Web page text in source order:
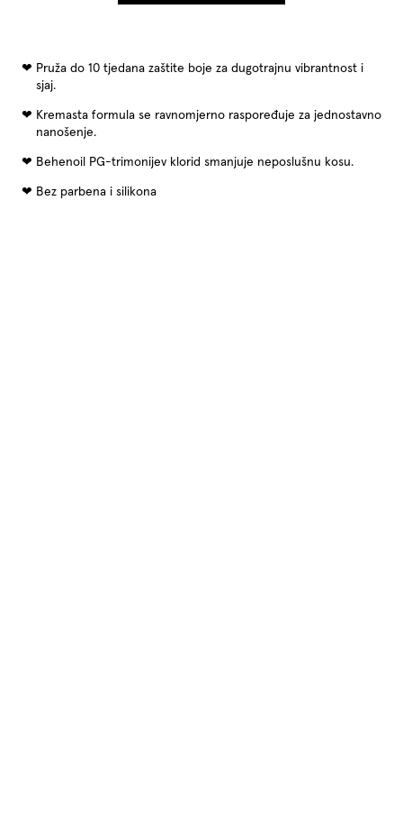
Pruža do 10 tjedana zaštite boje za dugotrajnu vibrantnost i
sjaj.
Kremasta formula se ravnomjerno raspoređuje za jednostavno
nanošenje.
Behenoil PG-trimonijev klorid smanjuje neposlušnu kosu.
Bez parbena i silikona